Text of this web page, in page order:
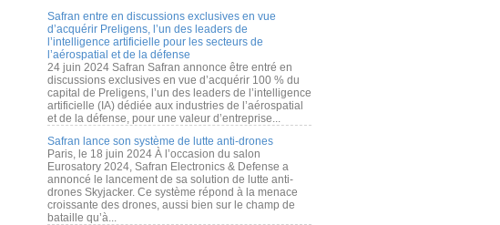
Safran entre en discussions exclusives en vue
d’acquérir Preligens, l’un des leaders de
l’intelligence artificielle pour les secteurs de
l’aérospatial et de la défense
24 juin 2024 Safran Safran annonce être entré en
discussions exclusives en vue d’acquérir 100 % du
capital de Preligens, l’un des leaders de l’intelligence
artificielle (IA) dédiée aux industries de l’aérospatial
et de la défense, pour une valeur d’entreprise...
Safran lance son système de lutte anti-drones
Paris, le 18 juin 2024 À l’occasion du salon
Eurosatory 2024, Safran Electronics & Defense a
annoncé le lancement de sa solution de lutte anti-
drones Skyjacker. Ce système répond à la menace
croissante des drones, aussi bien sur le champ de
bataille qu’à...